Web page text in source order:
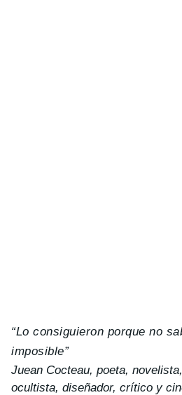
“Lo consiguieron porque no
imposible”
Juean Cocteau, poeta,
ocultista, diseñador, crítico y